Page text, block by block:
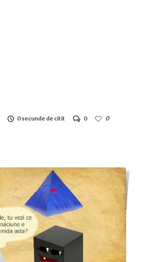
0 secunde de citit 0
0